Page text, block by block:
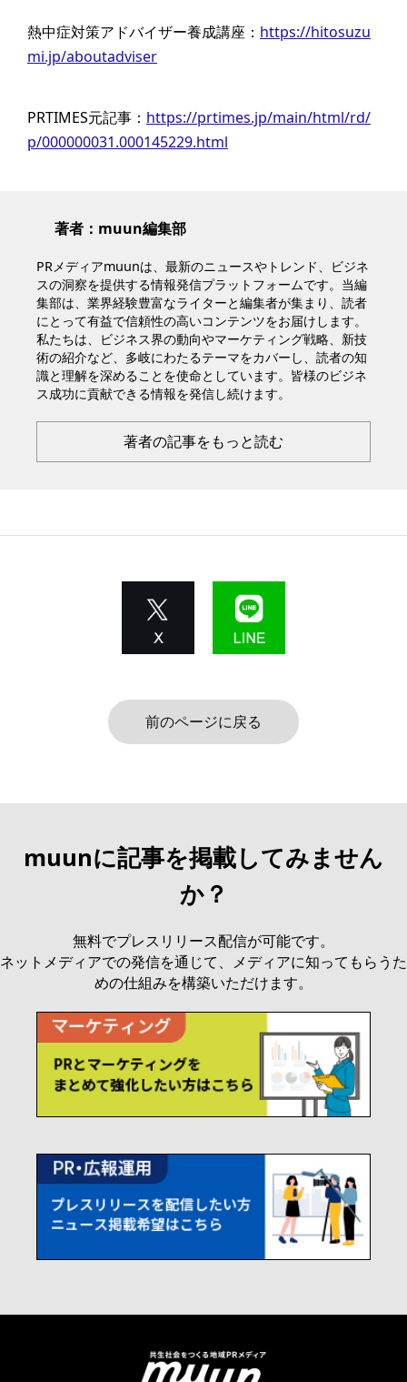
熱中症対策アドバイザー養成講座： https://hitosuzu
mi.jp/aboutadviser
PRTIMES元記事： https://prtimes.jp/main/html/rd/
p/000000031.000145229.html
著者：muun編集部
PRメディアmuunは、最新のニュースやトレンド、ビジネ
スの洞察を提供する情報発信プラットフォームです。当編
集部は、業界経験豊富なライターと編集者が集まり、読者
にとって有益で信頼性の高いコンテンツをお届けします。
私たちは、ビジネス界の動向やマーケティング戦略、新技
術の紹介など、多岐にわたるテーマをカバーし、読者の知
識と理解を深めることを使命としています。皆様のビジネ
ス成功に貢献できる情報を発信し続けます。
著者の記事をもっと読む
前のページに戻る
muunに記事を掲載してみません
か？
無料でプレスリリース配信が可能です。
ネットメディアでの発信を通じて、メディアに知ってもらうた
めの仕組みを構築いただけます。